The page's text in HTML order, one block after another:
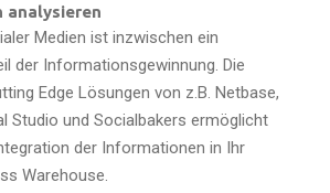
analysieren
Medien ist inzwischen ein
der Informationsgewinnung. Die
Edge Lösungen von z.B. Netbase,
Studio und Socialbakers ermöglicht
der Informationen in Ihr
Warehouse.